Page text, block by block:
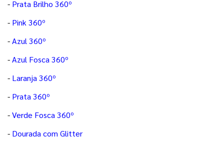
- Prata Brilho 360º
- Pink 360º
-Azul 360º
-Azul Fosca 360º
- Laranja 360º
- Prata 360º
-Verde Fosca 360º
- Dourada com Glitter